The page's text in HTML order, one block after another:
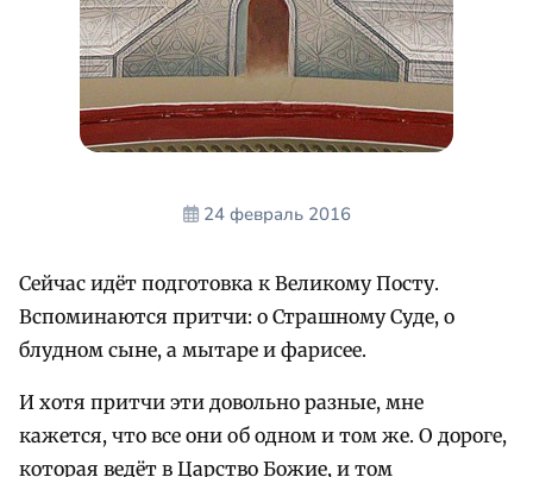
24 февраль 2016
Сейчас идёт подготовка к Великому Посту.
Вспоминаются притчи: о Страшному Суде, о
блудном сыне, а мытаре и фарисее.
И хотя притчи эти довольно разные, мне
кажется, что все они об одном и том же. О дороге,
которая ведёт в Царство Божие, и том